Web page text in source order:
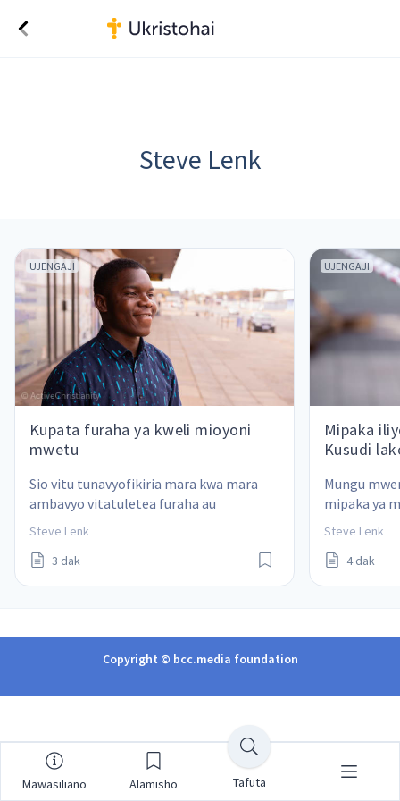
Steve Lenk
UJENGAJI
Kupata furaha ya kweli mioyoni
mwetu
Sio vitu tunavyofikiria mara kwa mara
ambavyo vitatuletea furaha au
kutufanya tuwe na furaha ya kweli
Steve Lenk
3 dak
UJENGAJI
Mipaka
Kusudi
Mungu
mipaka ya
Steve Lenk
4 dak
Copyright © bcc.media foundation
Mawasiliano Alamisho Tafuta